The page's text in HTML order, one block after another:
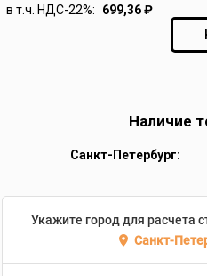
в т.ч. НДС-22%:
699,36₽
Наличие
Санкт-Петербург:
Укажите город для расчета
Санкт-